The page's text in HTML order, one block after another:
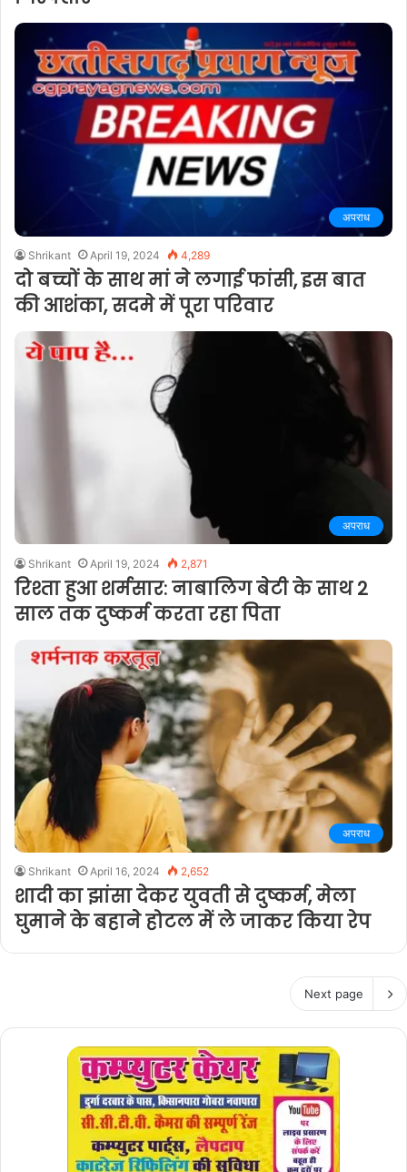
अपराध
Shrikant April 19, 2024 4,289
दो बच्चों के साथ मां ने लगाई फांसी, इस बात
की आशंका, सदमे में पूरा परिवार
अपराध
Shrikant April 19, 2024 2,871
रिश्ता हुआ शर्मसार: नाबालिग बेटी के साथ 2
साल तक दुष्कर्म करता रहा पिता
अपराध
Shrikant April 16, 2024 2,652
शादी का झांसा देकर युवती से दुष्कर्म, मेला
घुमाने के बहाने होटल में ले जाकर किया रेप
Next page